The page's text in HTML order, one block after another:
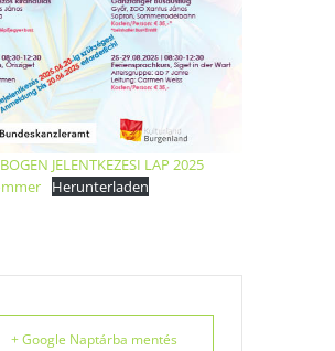
JELENTKEZESI LAP 2025
Herunterladen
+ Google Naptárba mentés